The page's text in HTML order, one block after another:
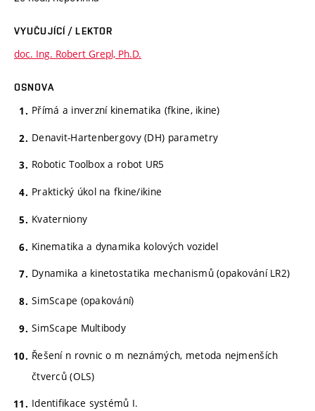
VYUČUJÍCÍ / LEKTOR
doc. Ing. Robert Grepl, Ph.D.
OSNOVA
Přímá a inverzní kinematika (fkine, ikine)
Denavit-Hartenbergovy (DH) parametry
Robotic Toolbox a robot UR5
Praktický úkol na fkine/ikine
Kvaterniony
Kinematika a dynamika kolových vozidel
Dynamika a kinetostatika mechanismů (opakování LR2)
SimScape (opakování)
SimScape Multibody
Řešení n rovnic o m neznámých, metoda nejmenších
čtverců (OLS)
Identifikace systémů I.